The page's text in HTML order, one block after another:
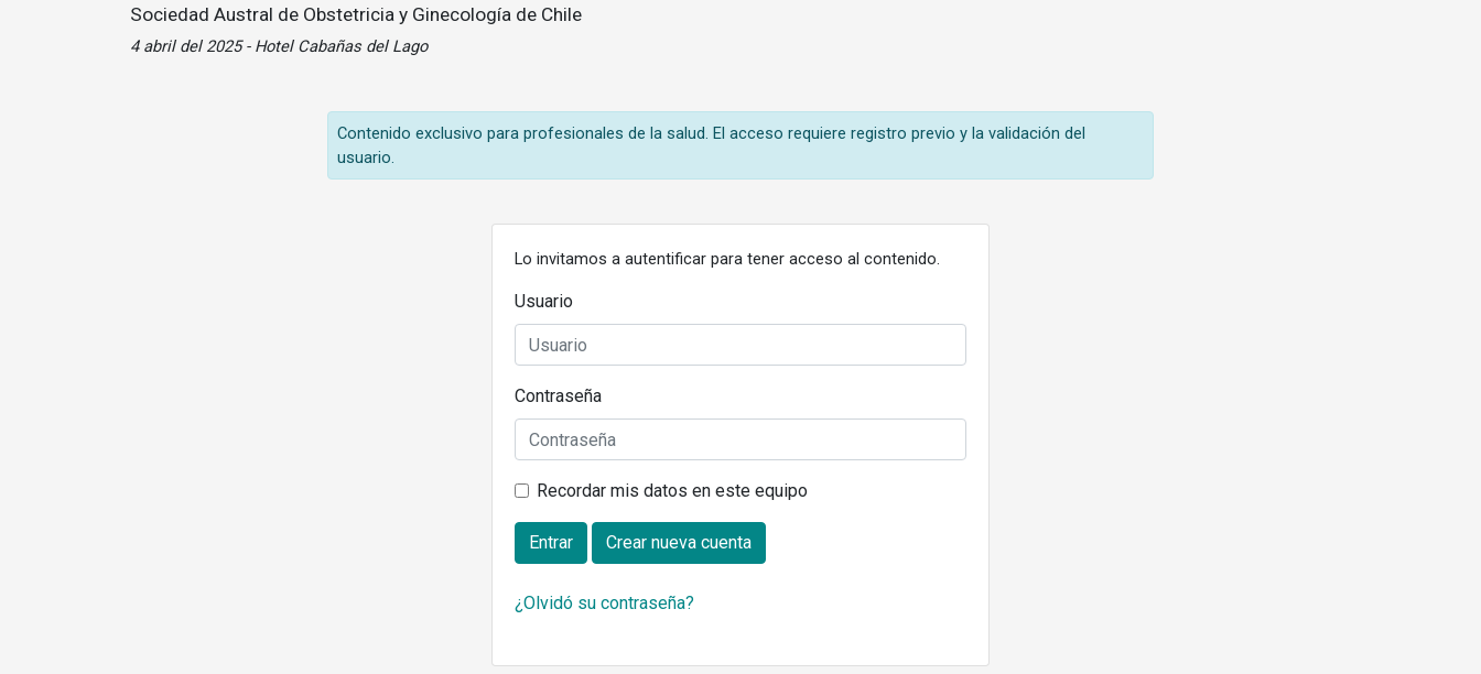
Sociedad Austral de Obstetricia y Ginecología de Chile
4 abril del 2025 - Hotel Cabañas del Lago
Contenido exclusivo para profesionales de la salud. El acceso requiere registro previo y la validación del
usuario.
Lo invitamos a autentificar para tener acceso al contenido.
Usuario
Contraseña
Recordar mis datos en este equipo
Entrar Crear nueva cuenta
¿Olvidó su contraseña?